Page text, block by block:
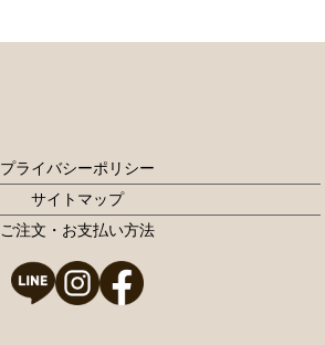
プライバシーポリシー
サイトマップ
ご注文・お支払い方法